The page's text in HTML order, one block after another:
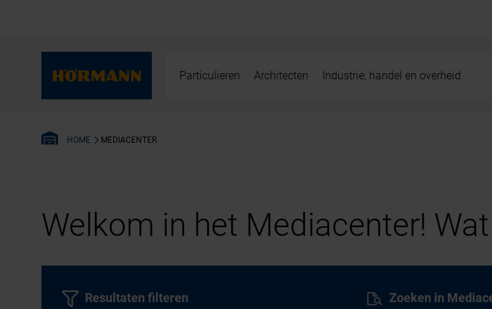
Particulieren Architecten Industrie, handel en overheid
HOME MEDIACENTER
Welkom in het Mediacenter!
Zoeken in
Resultaten filteren